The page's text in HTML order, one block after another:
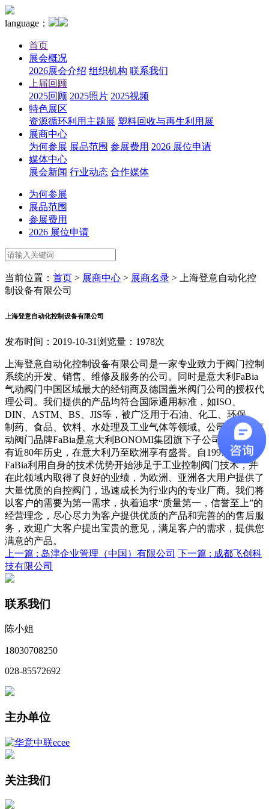
language：
首页
展会概况
2026展会介绍 组织机构 联系我们
上届回顾
2025回顾 2025照片 2025视频
特色展区
资源循环利用主题展 塑料回收与再生利用展
展商中心
为何参展 展品范围 参展费用 2026 展位申请
媒体中心
展会新闻 行业动态 合作媒体
为何参展
展品范围
参展费用
2026 展位申请
当前位置： 首页 > 展商中心 > 展商名录 >
上海登意自动化控
制设备有限公司
上海登意自动化控制设备有限公司
发布时间：2019-10-31浏览量：1978次
上海登意自动化控制设备有限公司是一家专业致力于阀门控制
系统的开发、销售、维修及服务的公司。同时是意大利FaBia
气动阀门中国区域最大的经销商及德国盖米阀门公司的授权代
理公司。我们提供的产品均符合国际通用标准，如ISO、
DIN、ASTM、BS、JIS等，被广泛用于石油、化工、环保、
制药、食品、饮料、水处理及工业气体等领域。公司经销的气
动阀门品牌FaBia是意大利BONOMI集团旗下子公司，该集团
有近80年历史，在意大利乃至欧洲享有盛誉。自1997年以来
FaBia利用自身的技术优势开始涉足于工业控制阀门技术，并
在此领域内取得了良好的业绩，为欧洲、亚洲各大用户提供了
大量优质的自控阀门，迅速成长为行业内的专业厂商。我们将
以客户的需要为第一需求，执着追求“质量第一，信誉至上”的
经营理念，尽心尽力为客户提供优质的产品和完善的的售后服
务，欢迎广大客户提出宝贵的意见，满足客户的需求，提供您
满意的产品。
上一篇 : 岛津企业管理（中国）有限公司 下一篇 : 成都飞创科
技有限公司
联系我们
陈小姐
18030708250
028-85572692
主办单位
关注我们